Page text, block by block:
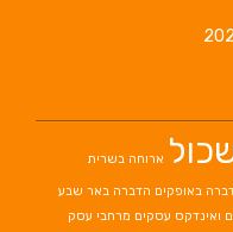
ארוחה בשרית
באופקים הדברה באר שבע
ואינדקס עסקים מרחבי עסק